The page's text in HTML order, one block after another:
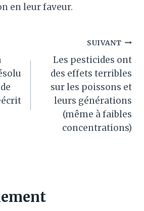
en leur faveur.
SUIVANT
Les pesticides ont
des effets terribles
sur les poissons et
leurs générations
(même à faibles
concentrations)